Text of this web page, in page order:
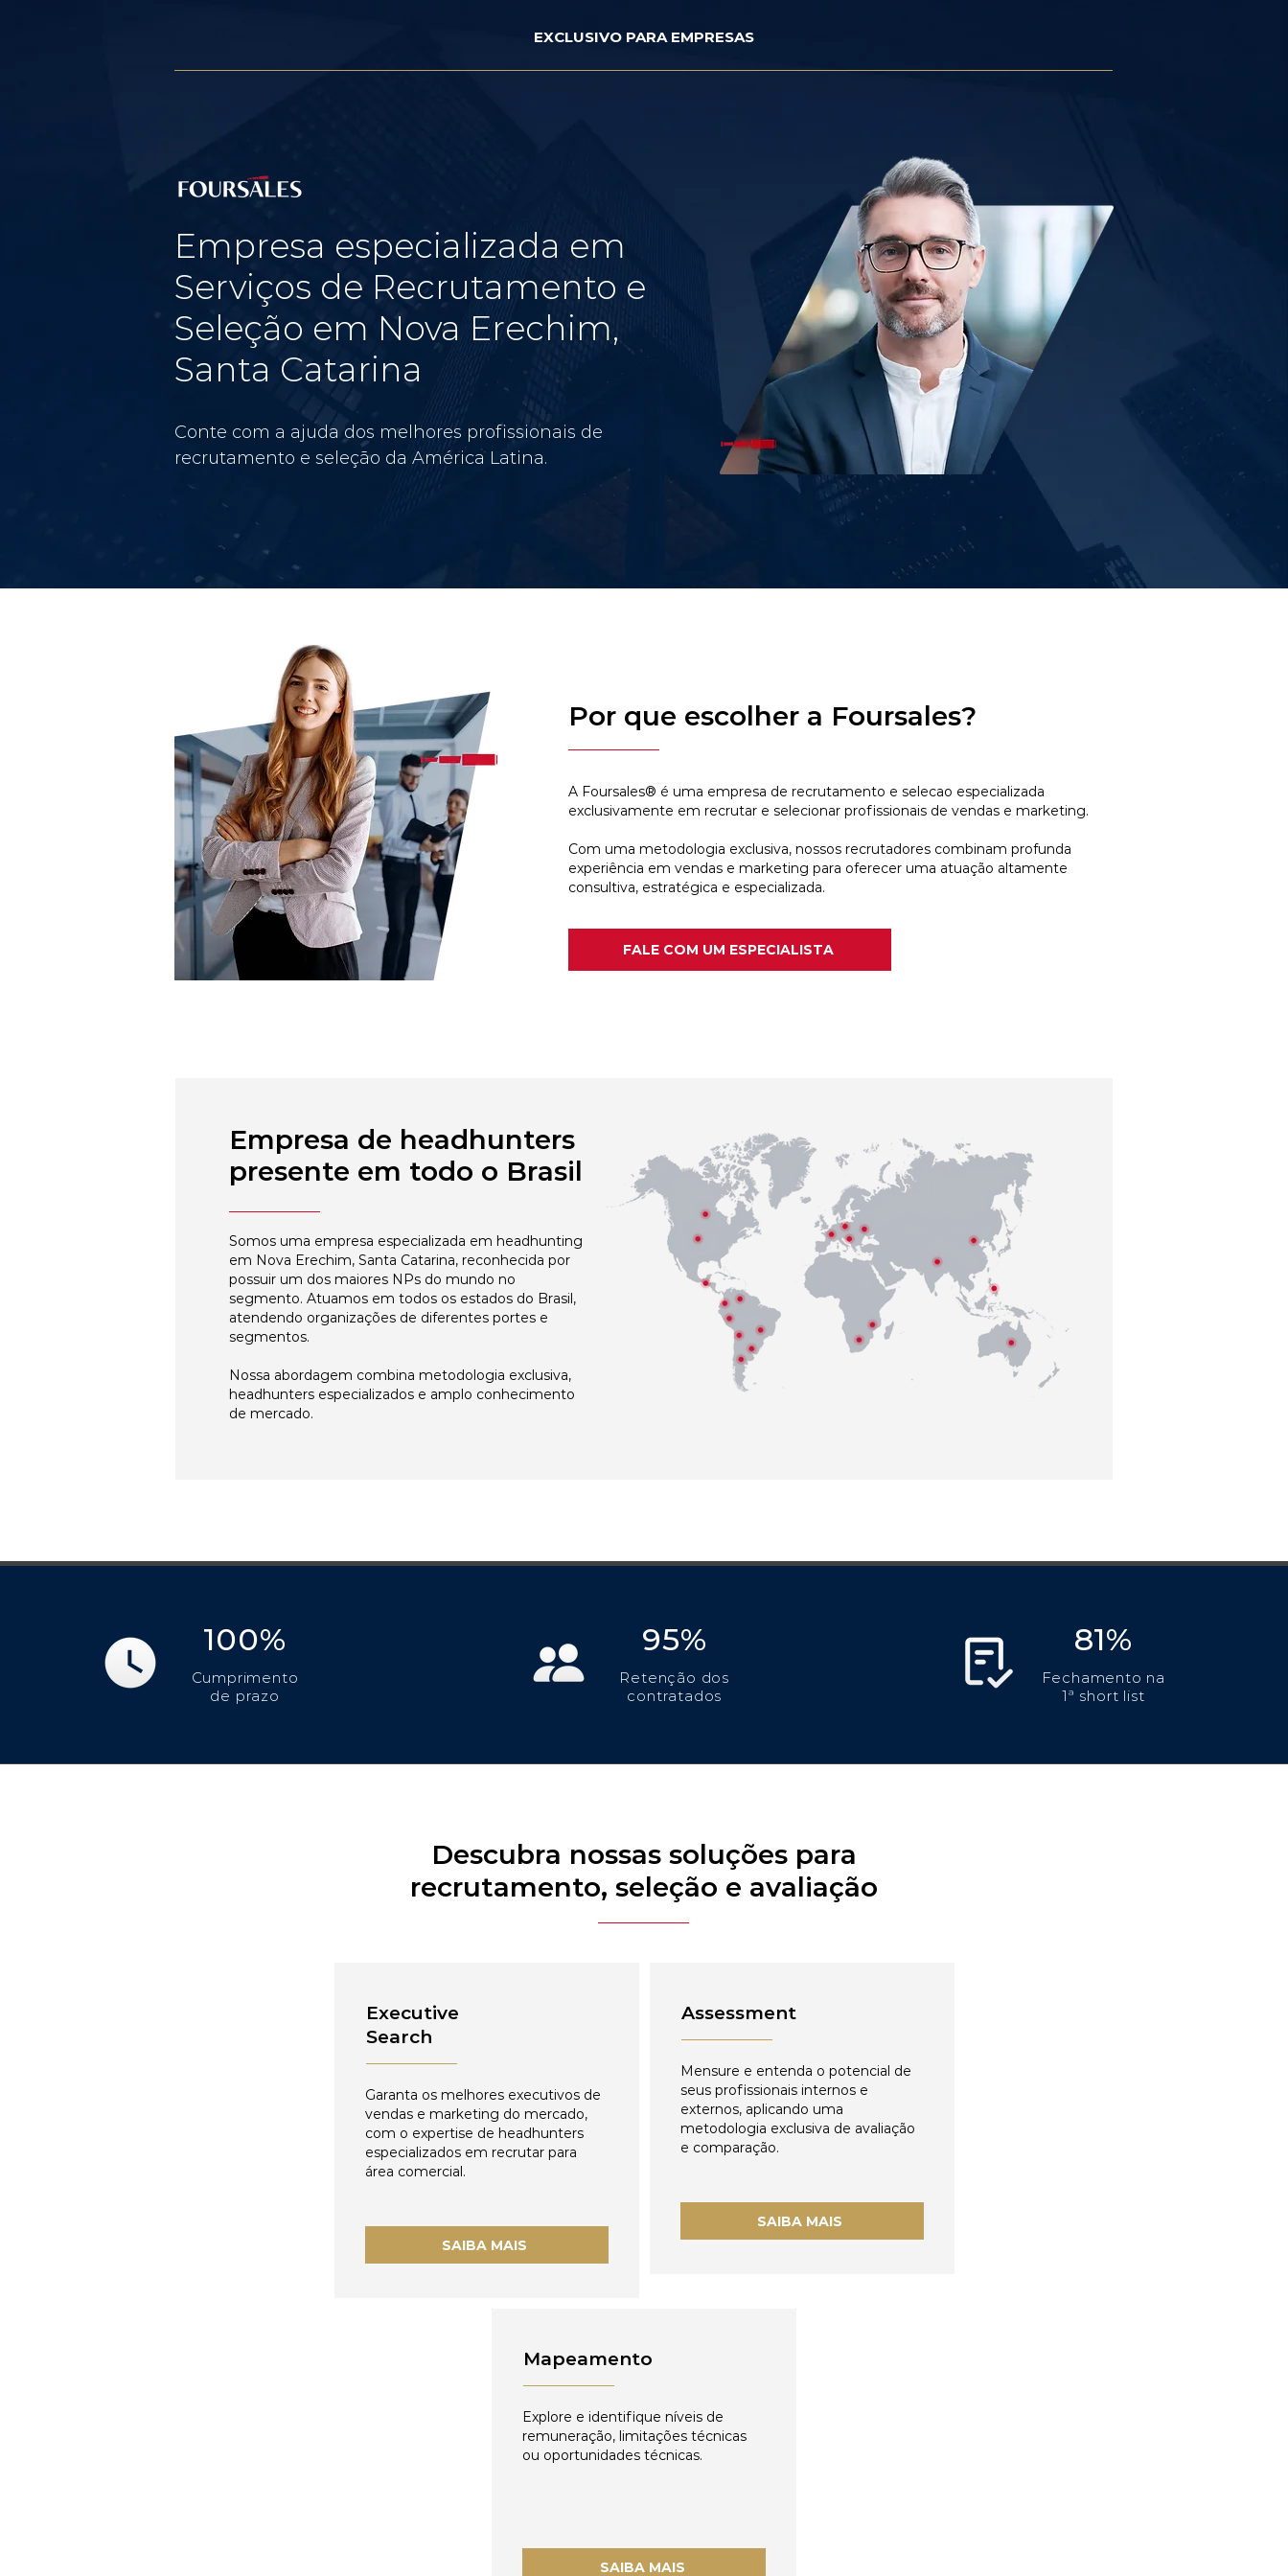
EXCLUSIVO PARA EMPRESAS
Empresa especializada em
Serviços de Recrutamento e
Seleção em Nova Erechim,
Santa Catarina
Conte com a ajuda dos melhores profissionais de
recrutamento e seleção da América Latina.
Por que escolher a Foursales?
A Foursales® é uma empresa de recrutamento e selecao especializada
exclusivamente em recrutar e selecionar profissionais de vendas e marketing.
Com uma metodologia exclusiva, nossos recrutadores combinam profunda
experiência em vendas e marketing para oferecer uma atuação altamente
consultiva, estratégica e especializada.
FALE COM UM ESPECIALISTA
Empresa de headhunters
presente em todo o Brasil
Somos uma empresa especializada em headhunting
em Nova Erechim, Santa Catarina, reconhecida por
possuir um dos maiores NPs do mundo no
segmento. Atuamos em todos os estados do Brasil,
atendendo organizações de diferentes portes e
segmentos.
Nossa abordagem combina metodologia exclusiva,
headhunters especializados e amplo conhecimento
de mercado.
100%
Cumprimento
de prazo
95%
Retenção dos
contratados
81%
Fechamento na
1ª short list
Descubra nossas soluções para
recrutamento, seleção e avaliação
Executive
Search
Garanta os melhores executivos de
vendas e marketing do mercado,
com o expertise de headhunters
especializados em recrutar para
área comercial.
SAIBA MAIS
Assessment
Mensure e entenda o potencial de
seus profissionais internos e
externos, aplicando uma
metodologia exclusiva de avaliação
e comparação.
SAIBA MAIS
Mapeamento
Explore e identifique níveis de
remuneração, limitações técnicas
ou oportunidades técnicas.
SAIBA MAIS